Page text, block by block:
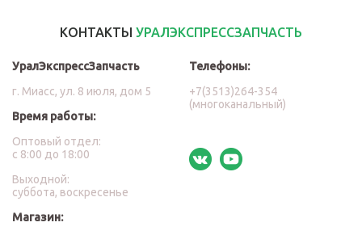
КОНТАКТЫ УРАЛЭКСПРЕССЗАПЧАСТЬ
УралЭкспрессЗапчасть
г. Миасс, ул. 8 июля, дом 5
Время работы:
Оптовый отдел:
с 8:00 до 18:00
Выходной:
суббота, воскресенье
Магазин:
Телефоны:
+7(3513)264-354
(многоканальный)